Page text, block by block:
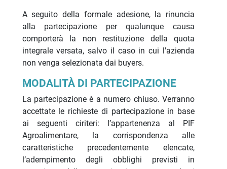
A seguito della formale adesione, la rinuncia
alla partecipazione per qualunque causa
comporterà la non restituzione della quota
integrale versata, salvo il caso in cui l'azienda
non venga selezionata dai buyers.
MODALITÀ DI PARTECIPAZIONE
La partecipazione è a numero chiuso. Verranno
accettate le richieste di partecipazione in base
ai seguenti ciriteri: l’appartenenza al PIF
Agroalimentare, la corrispondenza alle
caratteristiche precedentemente elencate,
l’adempimento degli obblighi previsti in